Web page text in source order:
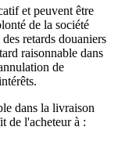
et peuvent être
de la société
retards douaniers
raisonnable dans
de
dans la livraison
de l'acheteur à :